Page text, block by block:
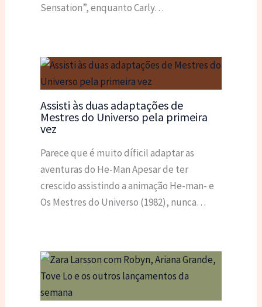
Sensation”, enquanto Carly…
Assisti às duas adaptações de
Mestres do Universo pela primeira
vez
Parece que é muito díficil adaptar as
aventuras do He-Man Apesar de ter
crescido assistindo a animação He-man- e
Os Mestres do Universo (1982), nunca…